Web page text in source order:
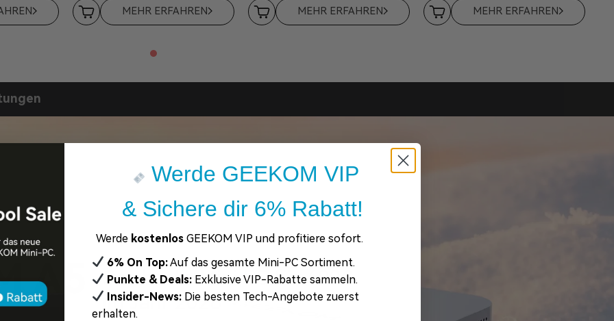
MEHR ERFAHREN MEHR ERFAHREN MEHR ERFAHREN
A5
Der beste Mini PC für 600€
im Jahr 2026
Werde GEEKOM VIP
& Sichere dir 6% Rabatt!
Werde kostenlos GEEKOM VIP und profitiere sofort.
6% On Top:Auf das gesamte Mini-PC Sortiment.
Punkte & Deals: Exklusive VIP-Rabatte sammeln.
Insider-News: Die besten Tech-Angebote zuerst
erhalten.